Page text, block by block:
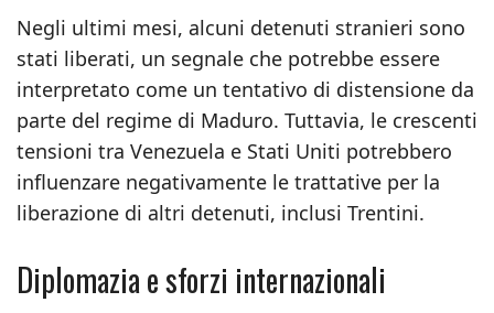
Negli ultimi mesi, alcuni detenuti stranieri sono
stati liberati, un segnale che potrebbe essere
interpretato come un tentativo di distensione da
parte del regime di Maduro. Tuttavia, le crescenti
tensioni tra Venezuela e Stati Uniti potrebbero
influenzare negativamente le trattative per la
liberazione di altri detenuti, inclusi Trentini.
Diplomazia e sforzi internazionali